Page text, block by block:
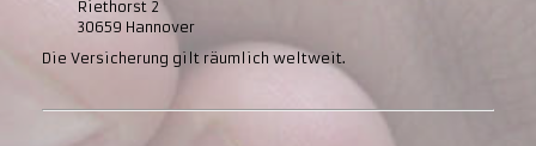
Riethorst 2
30659 Hannover
Die Versicherung gilt räumlich weltweit.